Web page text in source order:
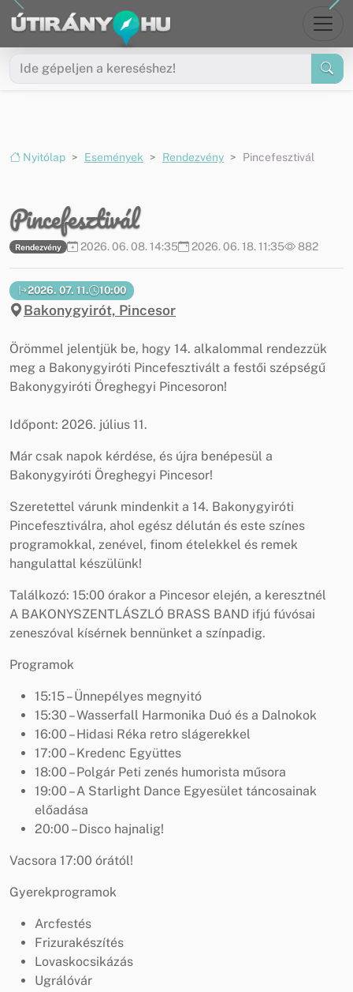
Ugrás a menüre
Ugrás a tartalomra
Nyitólap Események Rendezvény Pincefesztivál
Pincefesztivál
Rendezvény 2026. 06. 08. 14:35 2026. 06. 18. 11:35 882
2026. 07. 11. 10:00
Bakonygyirót, Pincesor
Örömmel jelentjük be, hogy 14. alkalommal rendezzük
meg a Bakonygyiróti Pincefesztivált a festői szépségű
Bakonygyiróti Öreghegyi Pincesoron!
Időpont: 2026. július 11.
Már csak napok kérdése, és újra benépesül a
Bakonygyiróti Öreghegyi Pincesor!
Szeretettel várunk mindenkit a 14. Bakonygyiróti
Pincefesztiválra, ahol egész délután és este színes
programokkal, zenével, finom ételekkel és remek
hangulattal készülünk!
Találkozó: 15:00 órakor a Pincesor elején, a keresztnél
A BAKONYSZENTLÁSZLÓ BRASS BAND ifjú fúvósai
zeneszóval kísérnek bennünket a színpadig.
Programok
15:15 – Ünnepélyes megnyitó
15:30 – Wasserfall Harmonika Duó és a Dalnokok
16:00 – Hidasi Réka retro slágerekkel
17:00 – Kredenc Együttes
18:00 – Polgár Peti zenés humorista műsora
19:00 – A Starlight Dance Egyesület táncosainak
előadása
20:00 – Disco hajnalig!
Vacsora 17:00 órától!
Gyerekprogramok
Arcfestés
Frizurakészítés
Lovaskocsikázás
Ugrálóvár